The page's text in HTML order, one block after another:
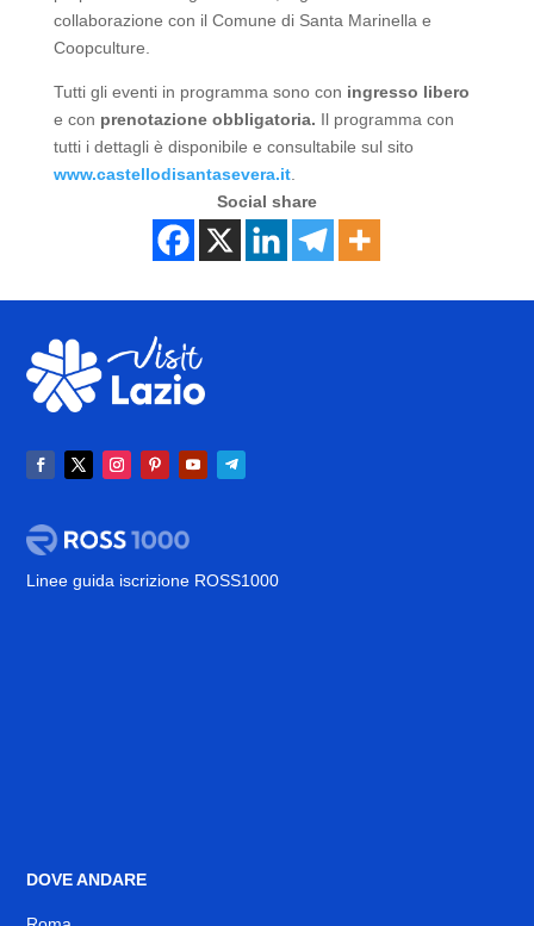
collaborazione con il Comune di Santa Marinella e
Coopculture.
Tutti gli eventi in programma sono con ingresso libero
e con prenotazione obbligatoria. Il programma con
tutti i dettagli è disponibile e consultabile sul sito
www.castellodisantasevera.it.
Social share
Linee guida iscrizione ROSS1000
DOVE ANDARE